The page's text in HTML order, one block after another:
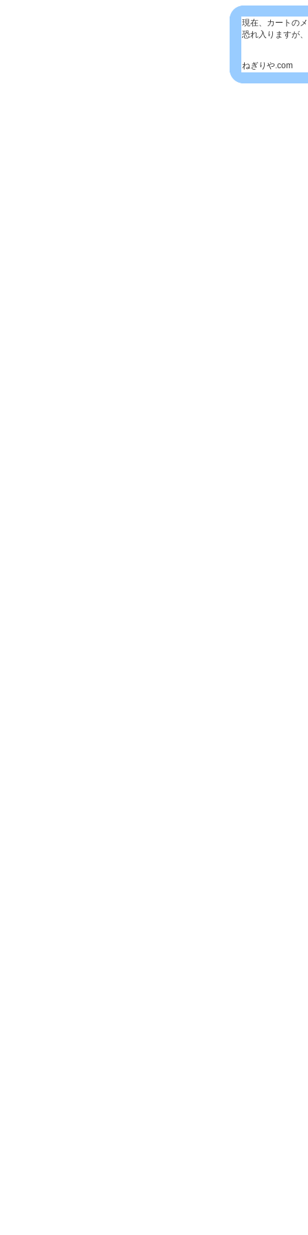
現在、カートの
恐れ入りますが
ねぎりや.com